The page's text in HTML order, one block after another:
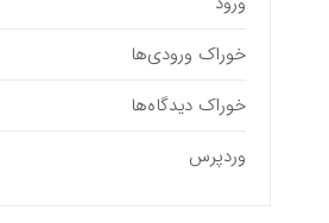
خوراک ورودی‌ها
خوراک دیدگاه‌ها
وردپرس